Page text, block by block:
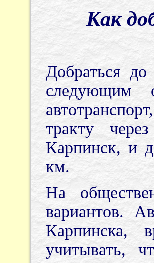
Как
Добраться
следующим
тракту
Карпинск, и
км.
На
вариантов.
Карпинска,
учитывать,